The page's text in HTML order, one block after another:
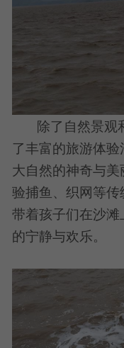
除了自然景观
了丰富的旅游体
大自然的神奇与
验捕鱼、织网等
带着孩子们在沙
的宁静与欢乐。